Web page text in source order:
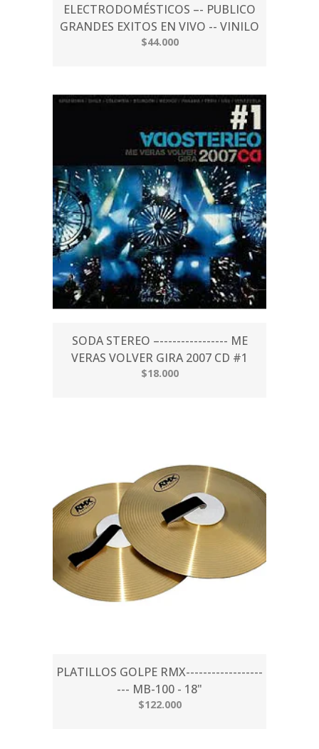
ELECTRODOMÉSTICOS –- PUBLICO
GRANDES EXITOS EN VIVO -- VINILO
$44.000
SODA STEREO –---------------- ME
VERAS VOLVER GIRA 2007 CD #1
$18.000
PLATILLOS GOLPE RMX------------------
--- MB-100 - 18"
$122.000